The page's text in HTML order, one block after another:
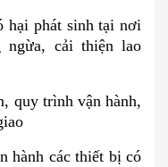
phát sinh tại nơi
ngừa, cải thiện lao
trình vận hành,
các thiết bị có